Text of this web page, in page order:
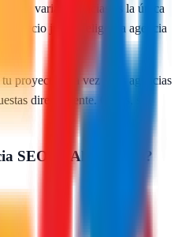
de varias agencias es la única
precio justo y eliges la agencia
proyecto una vez y las agencias
directamente. Gratis, sin
SEO en Alcobendas ?